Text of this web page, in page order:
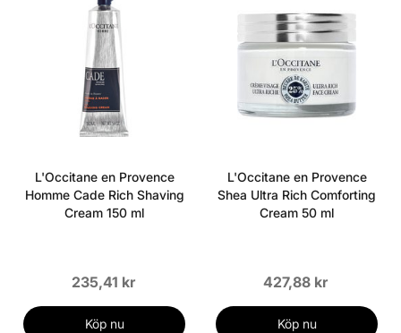
L'Occitane en Provence
Homme Cade Rich Shaving
Cream 150 ml
235,41 kr
Köp nu
L'Occitane en Provence
Shea Ultra Rich Comforting
Cream 50 ml
427,88 kr
Köp nu